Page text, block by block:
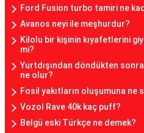
Ford Fusion turbo tamiri ne
Avanos neyi ile meşhurdur?
Kilolu bir kişinin kıyafetlerini
mi?
Yurtdışından döndükten
ne olur?
Fosil yakıtların oluşumuna ne
Vozol Rave 40k kaç puff?
Belgü eski Türkçe ne demek?